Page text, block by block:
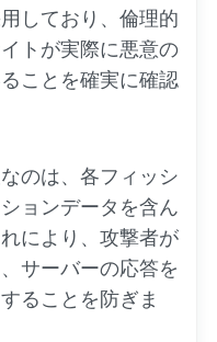
しており、倫理的
トが実際に悪意の
ことを確実に確認
のは、各フィッシ
ョンデータを含ん
により、攻撃者が
サーバーの応答を
ることを防ぎま